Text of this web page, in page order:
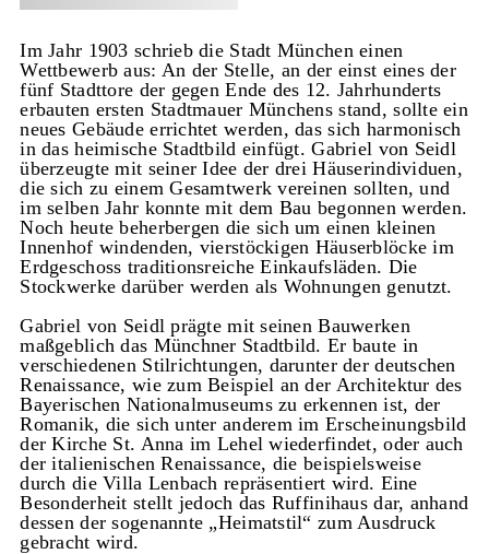
Im Jahr 1903 schrieb die Stadt München einen
Wettbewerb aus: An der Stelle, an der einst eines der
fünf Stadttore der gegen Ende des 12. Jahrhunderts
erbauten ersten Stadtmauer Münchens stand, sollte ein
neues Gebäude errichtet werden, das sich harmonisch
in das heimische Stadtbild einfügt. Gabriel von Seidl
überzeugte mit seiner Idee der drei Häuserindividuen,
die sich zu einem Gesamtwerk vereinen sollten, und
im selben Jahr konnte mit dem Bau begonnen werden.
Noch heute beherbergen die sich um einen kleinen
Innenhof windenden, vierstöckigen Häuserblöcke im
Erdgeschoss traditionsreiche Einkaufsläden. Die
Stockwerke darüber werden als Wohnungen genutzt.
Gabriel von Seidl prägte mit seinen Bauwerken
maßgeblich das Münchner Stadtbild. Er baute in
verschiedenen Stilrichtungen, darunter der deutschen
Renaissance, wie zum Beispiel an der Architektur des
Bayerischen Nationalmuseums zu erkennen ist, der
Romanik, die sich unter anderem im Erscheinungsbild
der Kirche St. Anna im Lehel wiederfindet, oder auch
der italienischen Renaissance, die beispielsweise
durch die Villa Lenbach repräsentiert wird. Eine
Besonderheit stellt jedoch das Ruffinihaus dar, anhand
dessen der sogenannte „Heimatstil“ zum Ausdruck
gebracht wird.